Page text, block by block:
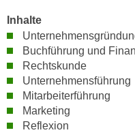
Inhalte
Buchführung und
Rechtskunde
Unternehmensführung
Mitarbeiterführung
Marketing
Reflexion
l
e
v
a
n
t
e
I
g
e
n
g
e